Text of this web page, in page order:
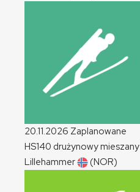
20.11.2026 Zaplanowane
HS140 drużynowy mieszany
Lillehammer
(NOR)